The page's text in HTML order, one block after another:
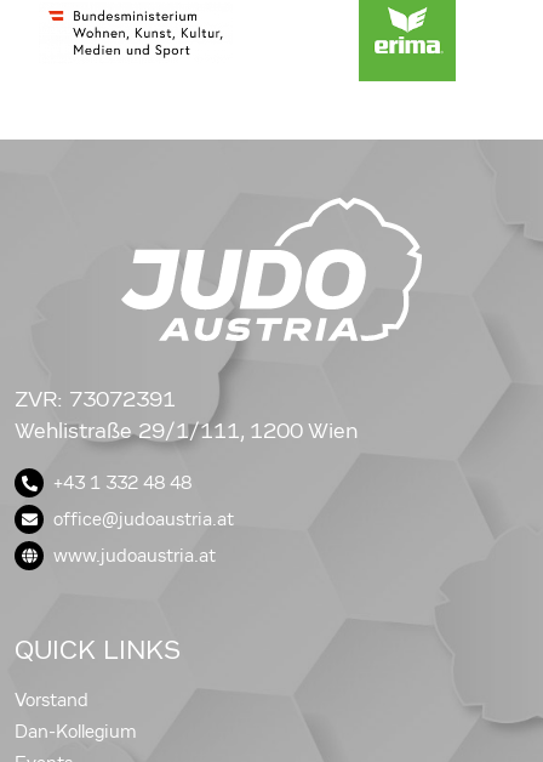
ZVR: 73072391
Wehlistraße 29/1/111, 1200 Wien
+43 1 332 48 48
office@judoaustria.at
www.judoaustria.at
QUICK LINKS
Vorstand
Dan-Kollegium